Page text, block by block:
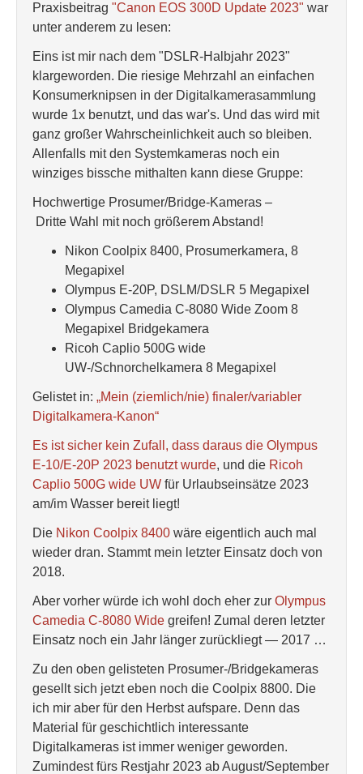
Praxisbeitrag "Canon EOS 300D Update 2023" war
unter anderem zu lesen:
Eins ist mir nach dem "DSLR-Halbjahr 2023"
klargeworden. Die riesige Mehrzahl an einfachen
Konsumerknipsen in der Digitalkamerasammlung
wurde 1x benutzt, und das war's. Und das wird mit
ganz großer Wahrscheinlichkeit auch so bleiben.
Allenfalls mit den Systemkameras noch ein
winziges bissche mithalten kann diese Gruppe:
Hochwertige Prosumer/Bridge-Kameras –
Dritte Wahl mit noch größerem Abstand!
Nikon Coolpix 8400, Prosumerkamera, 8
Megapixel
Olympus E-20P, DSLM/DSLR 5 Megapixel
Olympus Camedia C-8080 Wide Zoom 8
Megapixel Bridgekamera
Ricoh Caplio 500G wide
UW-/Schnorchelkamera 8 Megapixel
Gelistet in: „Mein (ziemlich/nie) finaler/variabler
Digitalkamera-Kanon“
Es ist sicher kein Zufall, dass daraus die Olympus
E-10/E-20P 2023 benutzt wurde, und die Ricoh
Caplio 500G wide UW für Urlaubseinsätze 2023
am/im Wasser bereit liegt!
Die Nikon Coolpix 8400 wäre eigentlich auch mal
wieder dran. Stammt mein letzter Einsatz doch von
2018.
Aber vorher würde ich wohl doch eher zur Olympus
Camedia C-8080 Wide greifen! Zumal deren letzter
Einsatz noch ein Jahr länger zurückliegt — 2017 …
Zu den oben gelisteten Prosumer-/Bridgekameras
gesellt sich jetzt eben noch die Coolpix 8800. Die
ich mir aber für den Herbst aufspare. Denn das
Material für geschichtlich interessante
Digitalkameras ist immer weniger geworden.
Zumindest fürs Restjahr 2023 ab August/September